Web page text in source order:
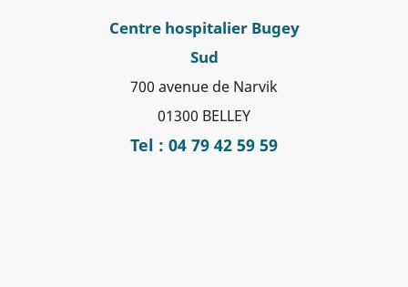
Centre hospitalier Bugey
Sud
700 avenue de Narvik
01300 BELLEY
Tel : 04 79 42 59 59